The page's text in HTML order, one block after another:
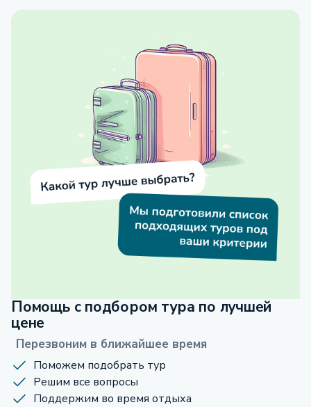
Помощь с подбором тура по лучшей
цене
Перезвоним в ближайшее время
Поможем подобрать тур
Решим все вопросы
Поддержим во время отдыха